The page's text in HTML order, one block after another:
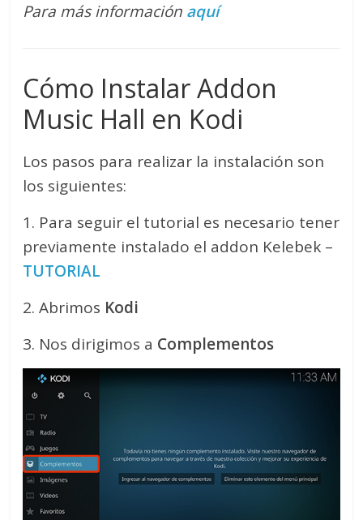
Para más información aquí
Cómo Instalar Addon
Music Hall en Kodi
Los pasos para realizar la instalación son
los siguientes:
1. Para seguir el tutorial es necesario tener
previamente instalado el addon Kelebek –
TUTORIAL
2. Abrimos Kodi
3. Nos dirigimos a Complementos